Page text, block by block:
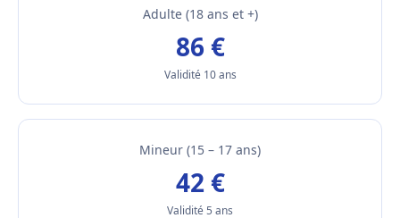
Adulte (18 ans et +)
86 €
Validité 10 ans
Mineur (15 – 17 ans)
42 €
Validité 5 ans